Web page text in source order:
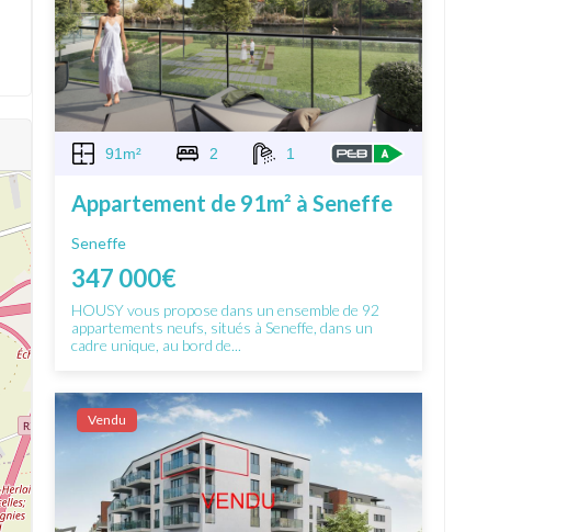
91m² 2 1
Appartement de 91m² à Seneffe
Seneffe
347 000€
HOUSY vous propose dans un ensemble de 92
appartements neufs, situés à Seneffe, dans un
cadre unique, au bord de...
Vendu